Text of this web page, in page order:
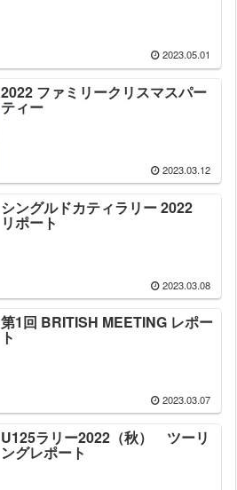
2023.05.01
2022 ファミリークリスマスパー
ティー
2023.03.12
シングルドカティラリー 2022
リポート
2023.03.08
第1回 BRITISH MEETING レポー
ト
2023.03.07
U125ラリー2022（秋） ツーリ
ングレポート